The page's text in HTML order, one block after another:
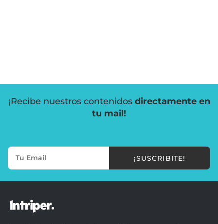
¡Recibe nuestros contenidos directamente en
tu mail!
¡SUSCRIBITE!